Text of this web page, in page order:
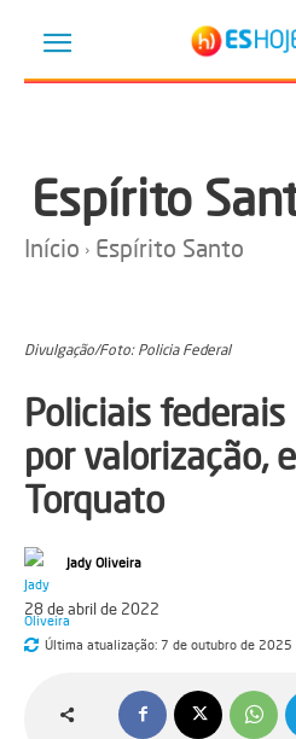
Espírito
Início Espírito Santo
Divulgação/Foto: Policia Federal
Policiais
por valorização,
Torquato
Jady Oliveira
28 de abril de 2022
Última atualização: 7 de outubro de 2025